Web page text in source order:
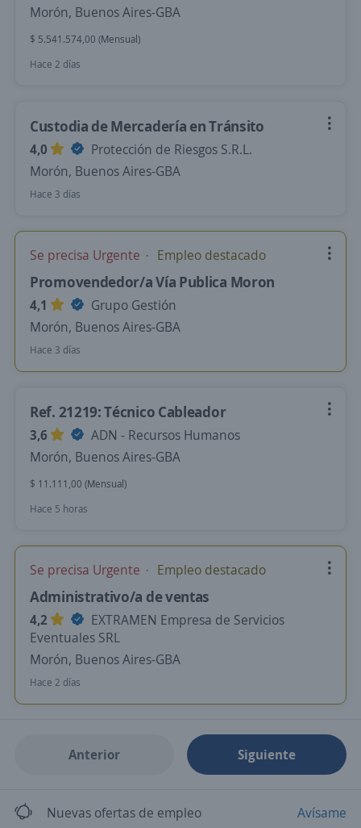
Morón, Buenos Aires-GBA
$ 5.541.574,00 (Mensual)
Hace 2 días
Custodia de Mercadería en Tránsito
4,0
Protección de Riesgos S.R.L.
Morón, Buenos Aires-GBA
Hace 3 días
Se precisa Urgente Empleo destacado
Promovendedor/a Vía Publica Moron
4,1
Grupo Gestión
Morón, Buenos Aires-GBA
Hace 3 días
Ref. 21219: Técnico Cableador
3,6
ADN - Recursos Humanos
Morón, Buenos Aires-GBA
$ 11.111,00 (Mensual)
Hace 5 horas
Se precisa Urgente Empleo destacado
Administrativo/a de ventas
4,2
EXTRAMEN Empresa de Servicios
Eventuales SRL
Morón, Buenos Aires-GBA
Hace 2 días
Anterior Siguiente
Nuevas ofertas de empleo Avísame